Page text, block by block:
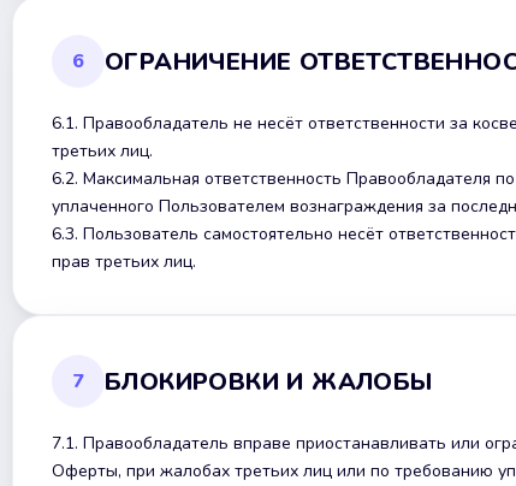
6 ОГРАНИЧЕНИЕ
6.1. Правообладатель не несёт ответственности за
третьих лиц.
6.2. Максимальная ответственность Правообладателя
уплаченного Пользователем вознаграждения за
6.3. Пользователь самостоятельно несёт
прав третьих лиц.
7 БЛОКИРОВКИ И ЖАЛОБЫ
7.1. Правообладатель вправе приостанавливать или
Оферты, при жалобах третьих лиц или по требованию